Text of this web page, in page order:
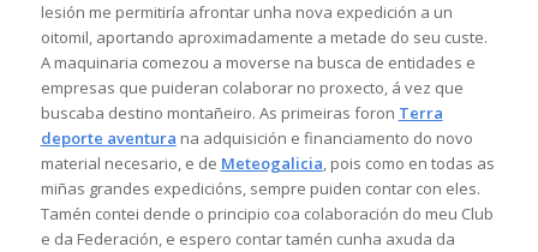
lesión me permitiría afrontar unha nova expedición a un
oitomil, aportando aproximadamente a metade do seu custe.
A maquinaria comezou a moverse na busca de entidades e
empresas que puideran colaborar no proxecto, á vez que
buscaba destino montañeiro. As primeiras foron Terra
deporte aventura na adquisición e financiamento do novo
material necesario, e de Meteogalicia, pois como en todas as
miñas grandes expedicións, sempre puiden contar con eles.
Tamén contei dende o principio coa colaboración do meu Club
e da Federación, e espero contar tamén cunha axuda da